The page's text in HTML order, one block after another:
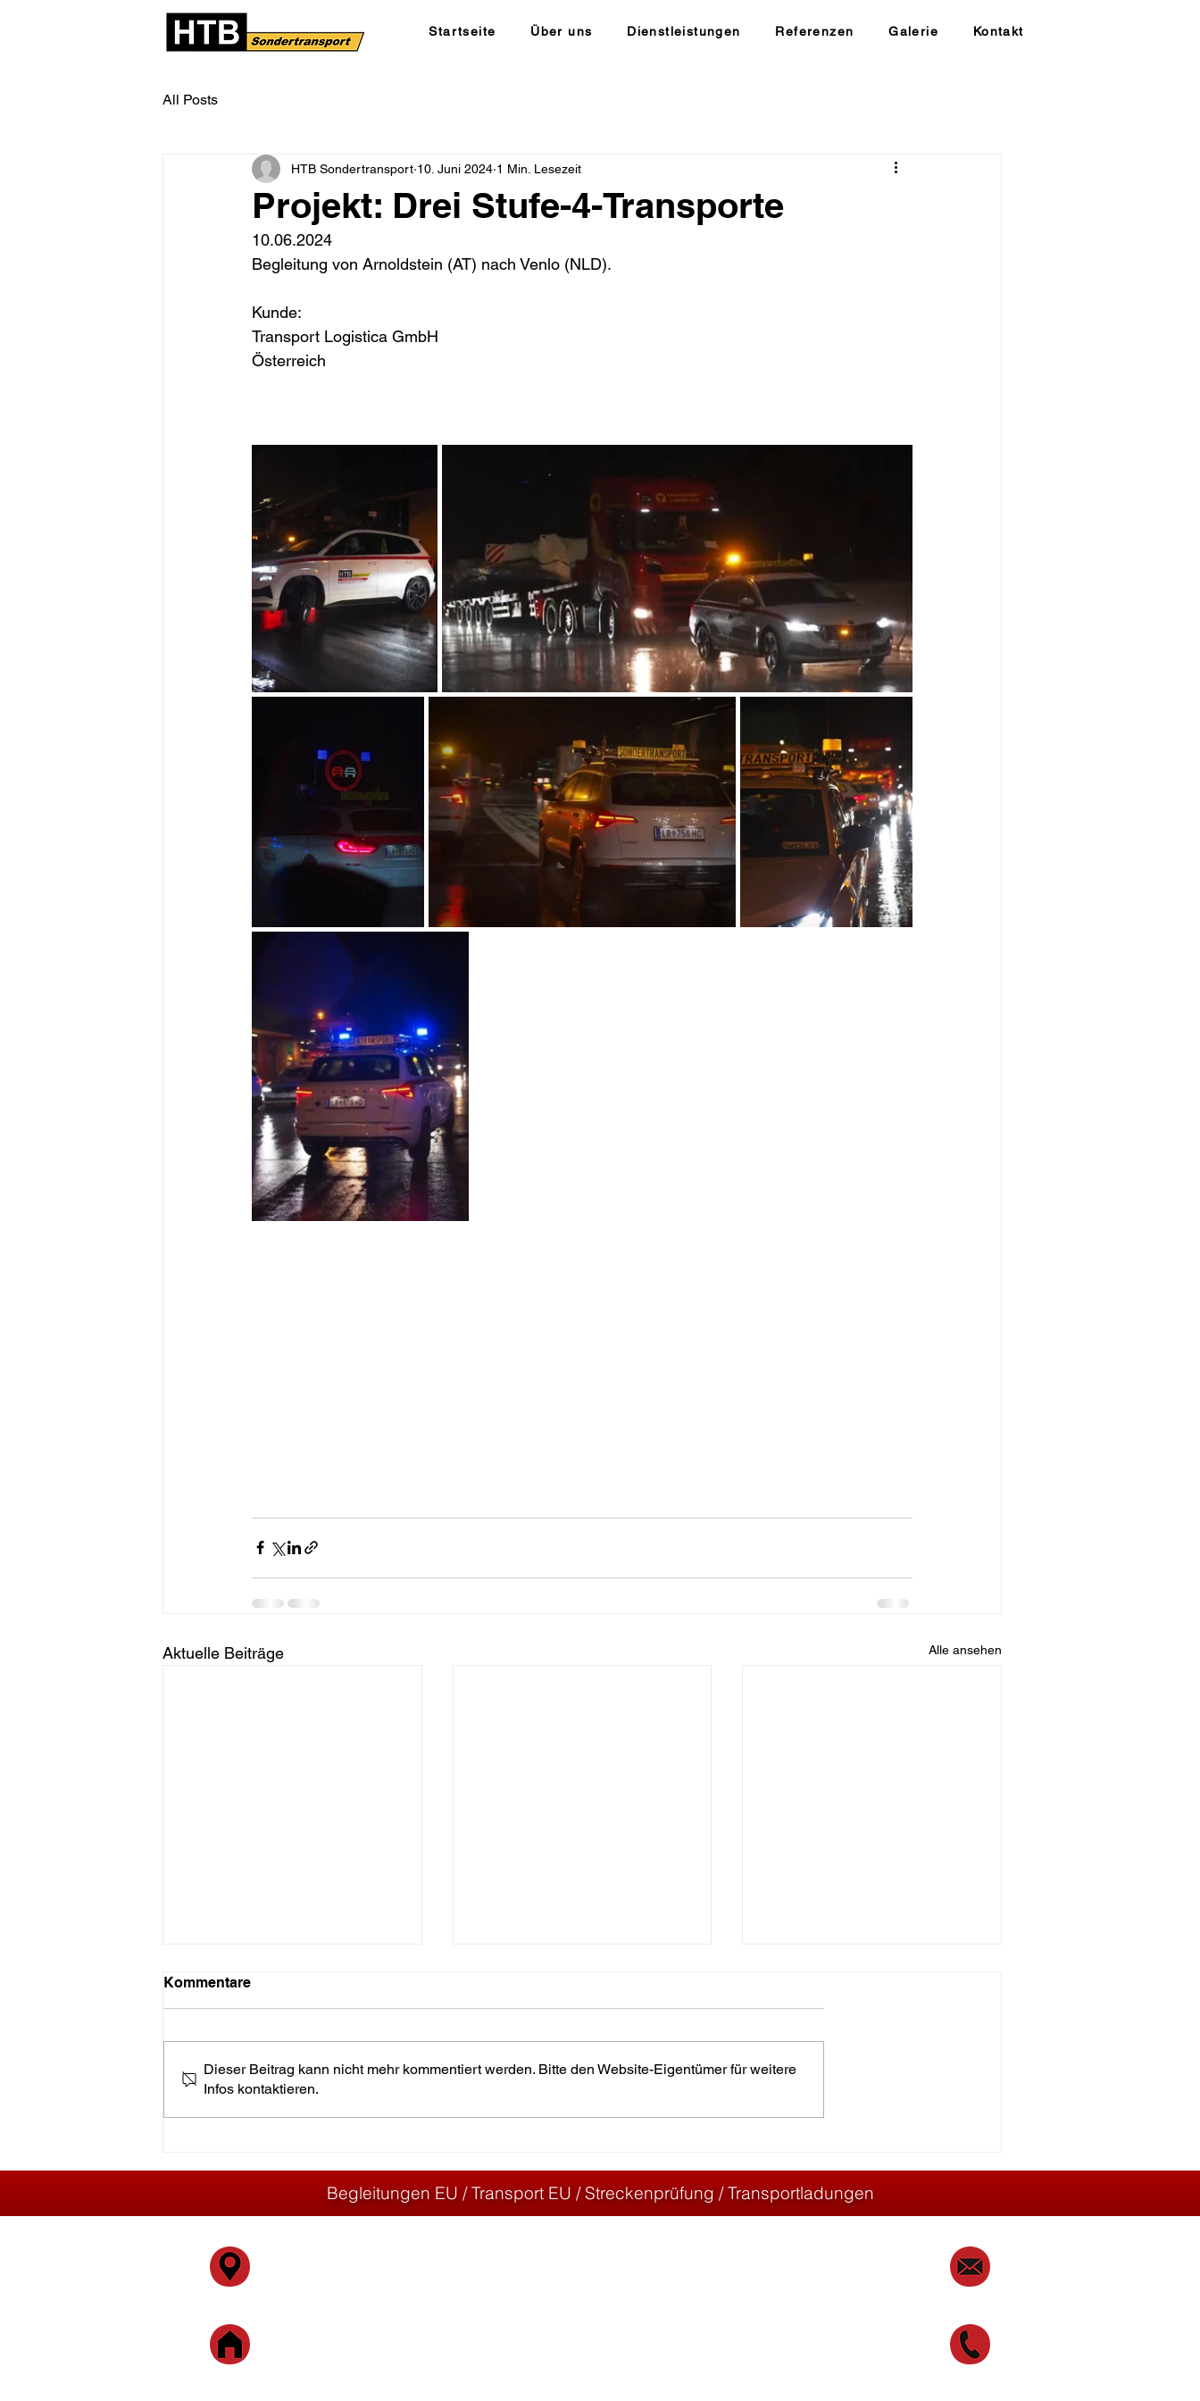
Startseite Über uns Dienstleistungen Referenzen Galerie Kontakt
All Posts
Projekt: Drei Stufe-4-Transporte
HTB Sondertransport 10. Juni 2024 1 Min. Lesezeit
10.06.2024
Begleitung von Arnoldstein (AT) nach Venlo (NLD).
Kunde:
Transport Logistica GmbH
Österreich
Aktuelle Beiträge Alle ansehen
Projekt: Teil einer
Projekt: Spezialtank (148 t)
Projekt: Leimbinder (32m
Kommentare
Dieser Beitrag kann nicht mehr kommentiert werden. Bitte den Website-Eigentümer für weitere
Infos kontaktieren.
Begleitungen EU / Transport EU / Streckenprüfung / Transportladungen